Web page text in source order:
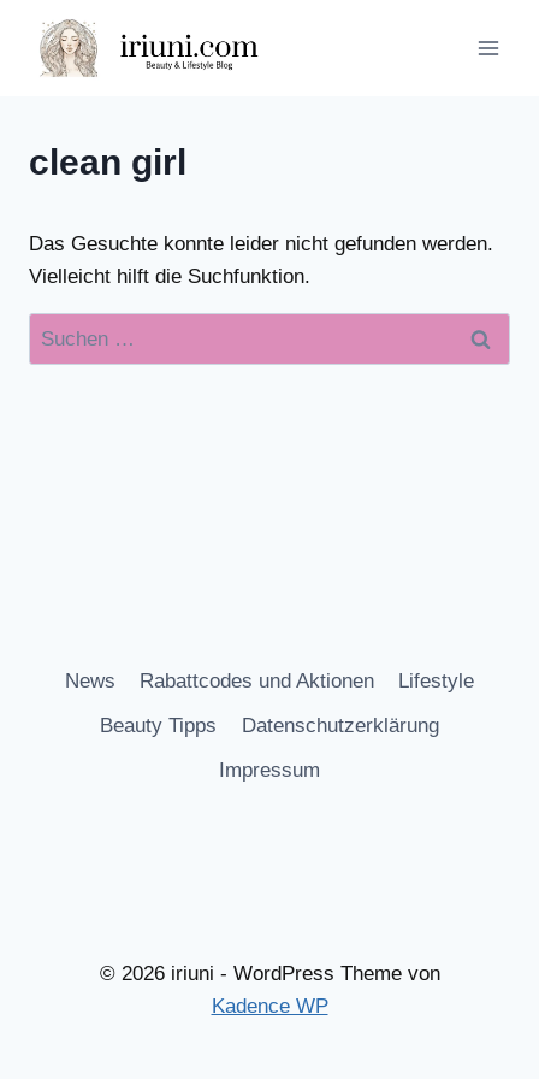
Inhalt
springen
clean girl
Das Gesuchte konnte leider nicht gefunden werden.
Vielleicht hilft die Suchfunktion.
Suchen
nach:
News Rabattcodes und Aktionen
Lifestyle
Beauty Tipps
Datenschutzerklärung
Impressum
© 2026 iriuni - WordPress Theme von
Kadence WP